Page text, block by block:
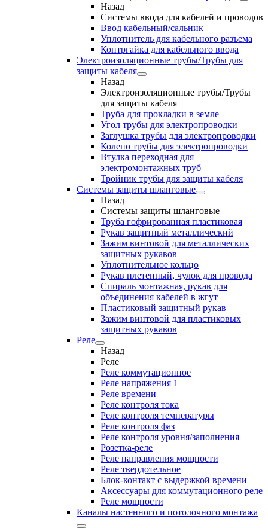
Назад
Системы ввода для кабелей и проводов
Ввод кабельный/сальник
Уплотнитель для кабельного разъема
Контргайка для кабельного ввода
Электроизоляционные трубы/Трубы для
защиты кабеля
Назад
Электроизоляционные трубы/Трубы
для защиты кабеля
Труба для прокладки в земле
Угол трубы для электропроводки
Заглушка трубы для электропроводки
Колено трубы для электропроводки
Втулка переходная для
электромонтажных труб
Тройник трубы для защиты кабеля
Системы защиты шланговые
Назад
Системы защиты шланговые
Труба гофрированная пластиковая
Рукав защитный металлический
Зажим винтовой для металлических
защитных рукавов
Уплотнительное кольцо
Рукав плетенный, чулок для провода
Спираль монтажная, рукав для
объединения кабелей в жгут
Пластиковый защитный рукав
Зажим винтовой для пластиковых
защитных рукавов
Реле
Назад
Реле
Реле коммутационное
Реле напряжения 1
Реле времени
Реле контроля тока
Реле контроля температуры
Реле контроля фаз
Реле контроля уровня/заполнения
Розетка-реле
Реле направления мощности
Реле твердотельное
Блок-контакт с выдержкой времени
Аксессуары для коммутационного реле
Реле мощности
Каналы настенного и потолочного монтажа